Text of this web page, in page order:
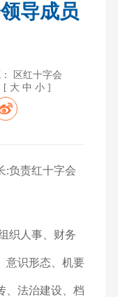
导成员
区红十字会
[ 大 中 小 ]
:负责红十字会
织人事、财务
意识形态、机要
、法治建设、档